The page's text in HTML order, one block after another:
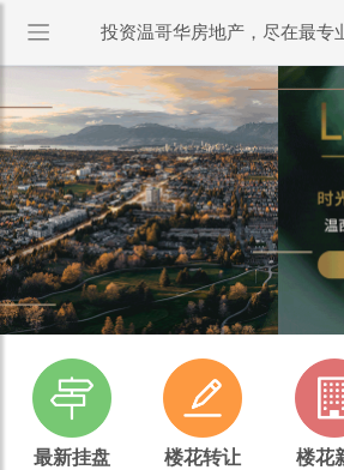
投资温哥华房地产，尽在最专
最新挂盘 楼花转让 楼花